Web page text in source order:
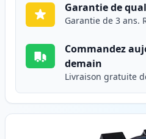
Garantie de
Garantie de 3 ans.
Commandez
demain
Livraison gratuite